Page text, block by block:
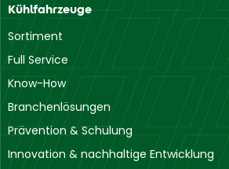
Kühlfahrzeuge
Sortiment
Full Service
Know-How
Branchenlösungen
Prävention & Schulung
Innovation & nachhaltige Entwicklung